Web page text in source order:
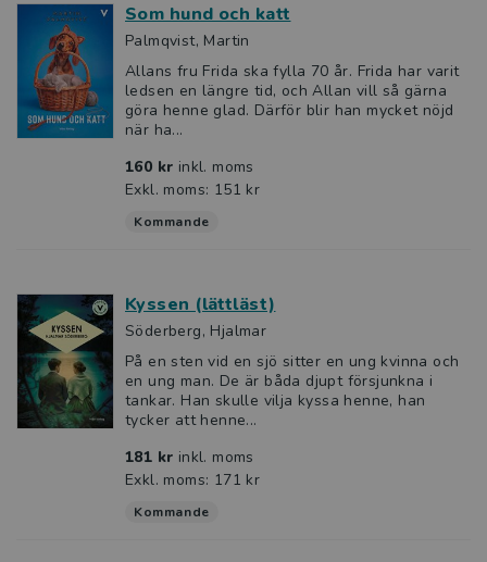
Som hund och katt
Palmqvist, Martin
Allans fru Frida ska fylla 70 år. Frida har varit
ledsen en längre tid, och Allan vill så gärna
göra henne glad. Därför blir han mycket nöjd
när ha...
160 kr inkl. moms
Exkl. moms: 151 kr
Kommande
Kyssen (lättläst)
Söderberg, Hjalmar
På en sten vid en sjö sitter en ung kvinna och
en ung man. De är båda djupt försjunkna i
tankar. Han skulle vilja kyssa henne, han
tycker att henne...
181 kr inkl. moms
Exkl. moms: 171 kr
Kommande